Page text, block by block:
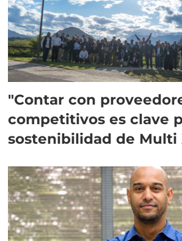
"Contar con
competitivos es clave
sostenibilidad de Multi